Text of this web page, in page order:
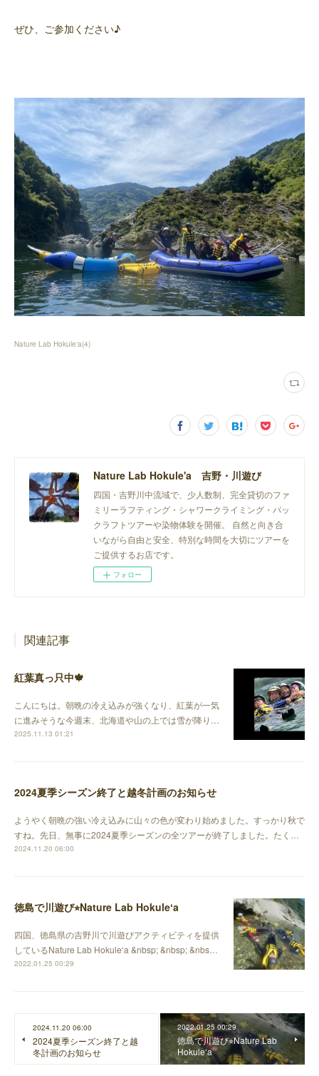
ぜひ、ご参加ください♪
Nature Lab Hokuleʻa(4)
Nature Lab Hokule'a 吉野・川遊び
四国・吉野川中流域で、少人数制、完全貸切のファ
ミリーラフティング・シャワークライミング・パッ
クラフトツアーや染物体験を開催。 自然と向き合
いながら自由と安全、特別な時間を大切にツアーを
ご提供するお店です。
フォロー
関連記事
紅葉真っ只中🍁
こんにちは。朝晩の冷え込みが強くなり、紅葉が一気
に進みそうな今週末、北海道や山の上では雪が降り…
2025.11.13 01:21
2024夏季シーズン終了と越冬計画のお知らせ
ようやく朝晩の強い冷え込みに山々の色が変わり始めました。すっかり秋で
すね。先日、無事に2024夏季シーズンの全ツアーが終了しました。たく…
2024.11.20 06:00
徳島で川遊び⭐︎Nature Lab Hokuleʻa
四国、徳島県の吉野川で川遊びアクティビティを提供
しているNature Lab Hokuleʻa &nbsp; &nbsp; &nbs…
2022.01.25 00:29
2024.11.20 06:00
2024夏季シーズン終了と越
冬計画のお知らせ
2022.01.25 00:29
徳島で川遊び⭐︎Nature Lab
Hokuleʻa